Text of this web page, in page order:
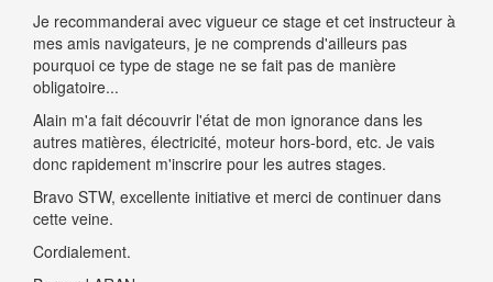
Je recommanderai avec vigueur ce stage et cet instructeur à
mes amis navigateurs, je ne comprends d'ailleurs pas
pourquoi ce type de stage ne se fait pas de manière
obligatoire...
Alain m'a fait découvrir l'état de mon ignorance dans les
autres matières, électricité, moteur hors-bord, etc. Je vais
donc rapidement m'inscrire pour les autres stages.
Bravo STW, excellente initiative et merci de continuer dans
cette veine.
Cordialement.